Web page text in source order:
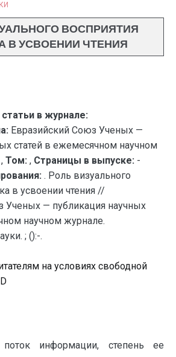
ВОСПРИЯТИЯ
В УСВОЕНИИ ЧТЕНИЯ
в журнале:
Евразийский Союз Ученых —
статей в ежемесячном научном
, Том: , Страницы в выпуске: -
. Роль визуального
в усвоении чтения //
Ученых — публикация научных
научном журнале.
; ():-.
на условиях свободной
информации, степень ее